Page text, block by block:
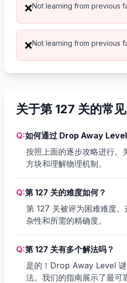
❌Not learning from previous
❌Not learning from previous
关于第 127 关的常
Q:如何通过 Drop Away Level
按照上面的逐步攻略进行。
方块和理解物理机制。
Q:第 127 关的难度如何？
第 127 关被评为困难难度
杂性和所需的精确度。
Q:第 127 关有多个解法吗？
是的！Drop Away Level
法。我们的指南展示了最可